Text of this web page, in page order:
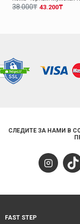
43.200₸
38.000₸
СЛЕДИТЕ ЗА НАМИ В
FAST STEP